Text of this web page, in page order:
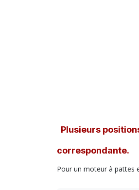
Plusieurs
correspondante.
Pour un moteur à pattes